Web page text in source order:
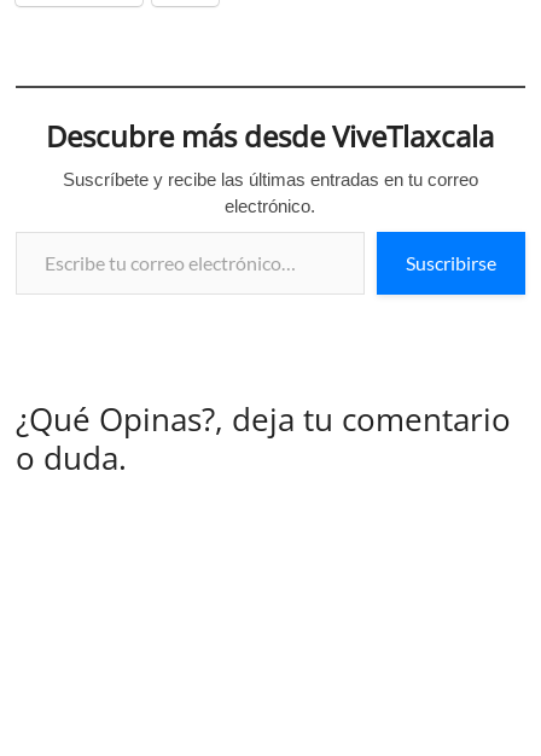
Descubre más desde ViveTlaxcala
Suscríbete y recibe las últimas entradas en tu correo
electrónico.
Escribe tu correo electrónico…
Suscribirse
¿Qué Opinas?, deja tu comentario
o duda.